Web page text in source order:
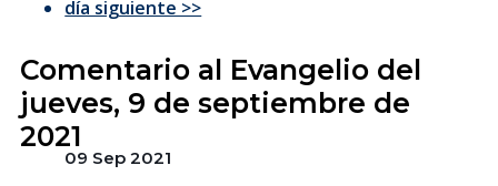
día siguiente >>
Comentario al Evangelio del
jueves, 9 de septiembre de
2021
09 Sep 2021